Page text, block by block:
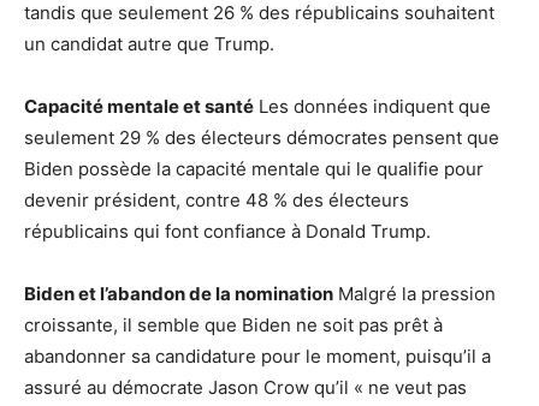
tandis que seulement 26 % des républicains souhaitent
un candidat autre que Trump.
Capacité mentale et santé Les données indiquent que
seulement 29 % des électeurs démocrates pensent que
Biden possède la capacité mentale qui le qualifie pour
devenir président, contre 48 % des électeurs
républicains qui font confiance à Donald Trump.
Biden et l’abandon de la nomination Malgré la pression
croissante, il semble que Biden ne soit pas prêt à
abandonner sa candidature pour le moment, puisqu’il a
assuré au démocrate Jason Crow qu’il « ne veut pas